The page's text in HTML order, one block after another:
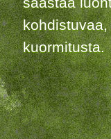
kuormitusta.